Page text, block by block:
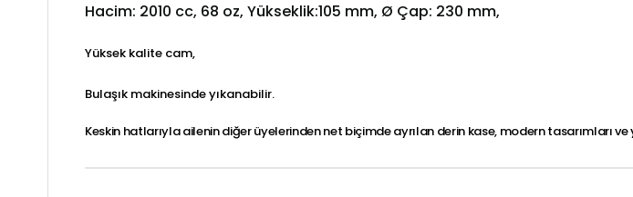
Hacim: 2010 cc, 68 oz, Yükseklik:105 mm, Ø Çap: 230 mm,
Yüksek kalite cam,
Bulaşık makinesinde yıkanabilir.
Keskin hatlarıyla ailenin diğer üyelerinden net biçimde ayrılan derin kase, modern tasarımları